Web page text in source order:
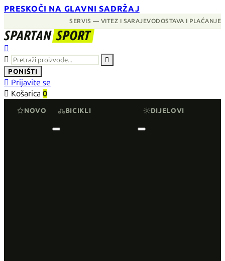
PRESKOČI NA GLAVNI SADRŽAJ
SERVIS — VITEZ I SARAJEVODOSTAVA I PLAĆANJE
SPARTAN SPORT



PONIŠTI
 Prijavite se
 Košarica 0
NOVO BICIKLI DIJELOVI